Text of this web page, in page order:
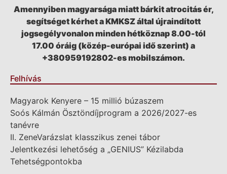
Amennyiben magyarsága miatt bárkit atrocitás ér,
segítséget kérhet a KMKSZ által újraindított
jogsegélyvonalon minden hétköznap 8.00-tól
17.00 óráig (közép-európai idő szerint) a
+380959192802-es mobilszámon.
Felhívás
Magyarok Kenyere – 15 millió búzaszem
Soós Kálmán Ösztöndíjprogram a 2026/2027-es
tanévre
II. ZeneVarázslat klasszikus zenei tábor
Jelentkezési lehetőség a „GENIUS” Kézilabda
Tehetségpontokba